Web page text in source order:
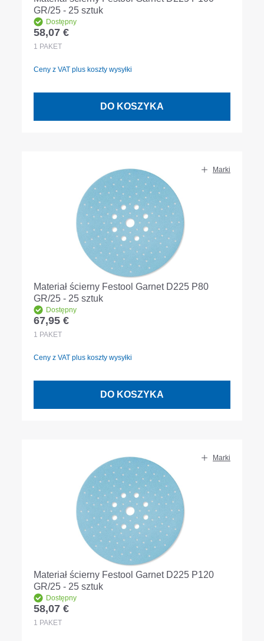
GR/25 - 25 sztuk
Dostępny
Cena regularna:
58,07 €
1 PAKET
Ceny z VAT plus koszty wysyłki
DO KOSZYKA
Marki
Materiał ścierny Festool Garnet D225 P80
GR/25 - 25 sztuk
Dostępny
Cena regularna:
67,95 €
1 PAKET
Ceny z VAT plus koszty wysyłki
DO KOSZYKA
Marki
Materiał ścierny Festool Garnet D225 P120
GR/25 - 25 sztuk
Dostępny
Cena regularna:
58,07 €
1 PAKET